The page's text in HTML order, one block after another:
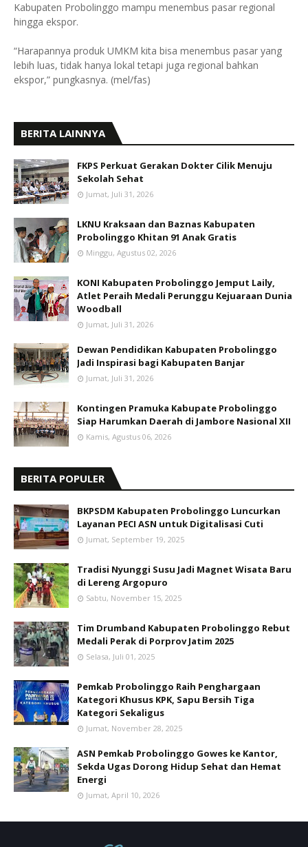
Kabupaten Probolinggo mampu menembus pasar regional
hingga ekspor.
“Harapannya produk UMKM kita bisa menembus pasar yang
lebih luas, tidak hanya lokal tetapi juga regional bahkan
ekspor,” pungkasnya. (mel/fas)
BERITA LAINNYA
FKPS Perkuat Gerakan Dokter Cilik Menuju
Sekolah Sehat
Jumat, Juli 31, 2026
LKNU Kraksaan dan Baznas Kabupaten
Probolinggo Khitan 91 Anak Gratis
Minggu, Agustus 02, 2026
KONI Kabupaten Probolinggo Jemput Laily,
Atlet Peraih Medali Perunggu Kejuaraan Dunia
Woodball
Jumat, Juli 31, 2026
Dewan Pendidikan Kabupaten Probolinggo
Jadi Inspirasi bagi Kabupaten Banjar
Jumat, Juli 31, 2026
Kontingen Pramuka Kabupate Probolinggo
Siap Harumkan Daerah di Jambore Nasional XII
Kamis, Agustus 06, 2026
BERITA POPULER
BKPSDM Kabupaten Probolinggo Luncurkan
Layanan PECI ASN untuk Digitalisasi Cuti
Jumat, September 19, 2025
Tradisi Nyunggi Susu Jadi Magnet Wisata Baru
di Lereng Argopuro
Sabtu, November 15, 2025
Tim Drumband Kabupaten Probolinggo Rebut
Medali Perak di Porprov Jatim 2025
Selasa, Juli 01, 2025
Pemkab Probolinggo Raih Penghargaan
Kategori Khusus KPK, Sapu Bersih Tiga
Kategori Sekaligus
Jumat, November 28, 2025
ASN Pemkab Probolinggo Gowes ke Kantor,
Sekda Ugas Dorong Hidup Sehat dan Hemat
Energi
Jumat, April 10, 2026